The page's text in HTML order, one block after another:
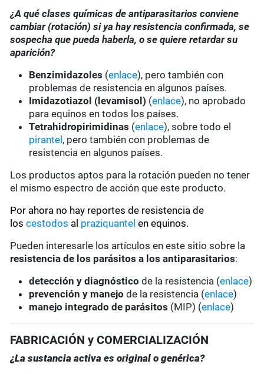
¿A qué clases químicas de antiparasitarios conviene
cambiar (rotación) si ya hay resistencia confirmada, se
sospecha que pueda haberla, o se quiere retardar su
aparición?
Benzimidazoles (enlace), pero también con
problemas de resistencia en algunos países.
Imidazotiazol (levamisol) (enlace), no aprobado
para equinos en todos los países.
Tetrahidropirimidinas (enlace), sobre todo el
pirantel , pero también con problemas de
resistencia en algunos países.
Los productos aptos para la rotación pueden no tener
el mismo espectro de acción que este producto.
Por ahora no hay reportes de resistencia de
loscestodos al praziquantel en equinos.
Pueden interesarle los artículos en este sitio sobre la
resistencia de los parásitos a los antiparasitarios:
detección y diagnóstico de la resistencia (enlace)
prevención y manejo de la resistencia (enlace)
manejo integrado de parásitos (MIP) (enlace)
FABRICACIÓN y COMERCIALIZACIÓN
¿La sustancia activa es original o genérica?